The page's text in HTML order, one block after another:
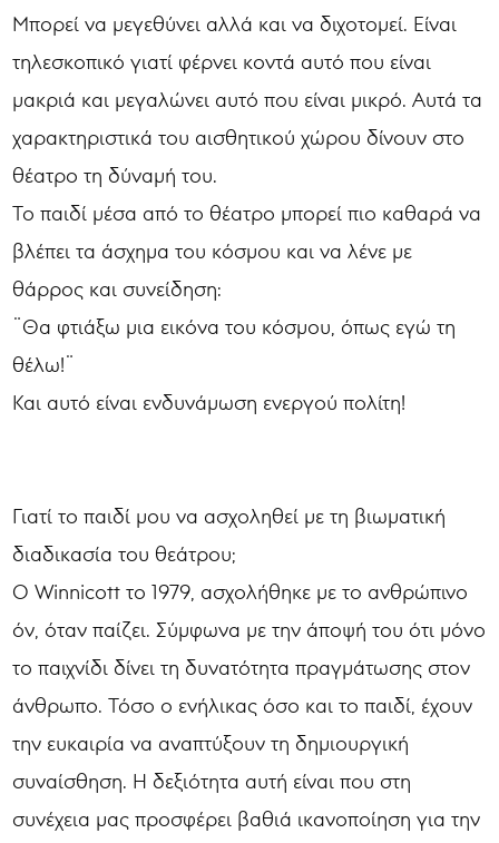
Μπορεί να μεγεθύνει αλλά και να διχοτομεί. Είναι
τηλεσκοπικό γιατί φέρνει κοντά αυτό που είναι
μακριά και μεγαλώνει αυτό που είναι μικρό. Αυτά τα
χαρακτηριστικά του αισθητικού χώρου δίνουν στο
θέατρο τη δύναμή του.
Το παιδί μέσα από το θέατρο μπορεί πιο καθαρά να
βλέπει τα άσχημα του κόσμου και να λένε με
θάρρος και συνείδηση:
¨Θα φτιάξω μια εικόνα του κόσμου, όπως εγώ τη
θέλω!¨
Και αυτό είναι ενδυνάμωση ενεργού πολίτη!
Γιατί το παιδί μου να ασχοληθεί με τη βιωματική
διαδικασία του θεάτρου;
Ο Winnicott το 1979, ασχολήθηκε με το ανθρώπινο
όν, όταν παίζει. Σύμφωνα με την άποψή του ότι μόνο
το παιχνίδι δίνει τη δυνατότητα πραγμάτωσης στον
άνθρωπο. Τόσο ο ενήλικας όσο και το παιδί, έχουν
την ευκαιρία να αναπτύξουν τη δημιουργική
συναίσθηση. Η δεξιότητα αυτή είναι που στη
συνέχεια μας προσφέρει βαθιά ικανοποίηση για την